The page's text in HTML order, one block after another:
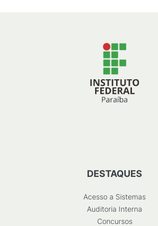
DESTAQUES
Acesso a Sistemas
Auditoria Interna
Concursos